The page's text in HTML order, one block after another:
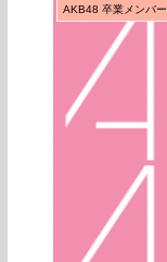
AKB48 卒業メンバー